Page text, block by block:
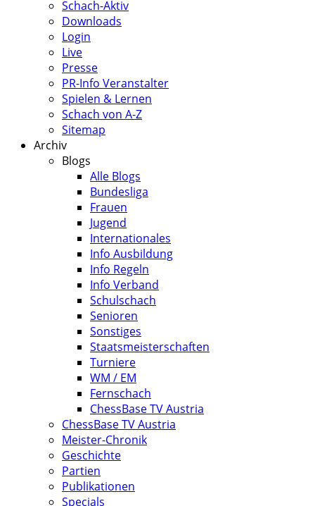
Schach-Aktiv
Downloads
Login
Live
Presse
PR-Info Veranstalter
Spielen & Lernen
Schach von A-Z
Sitemap
Archiv
Blogs
Alle Blogs
Bundesliga
Frauen
Jugend
Internationales
Info Ausbildung
Info Regeln
Info Verband
Schulschach
Senioren
Sonstiges
Staatsmeisterschaften
Turniere
WM / EM
Fernschach
ChessBase TV Austria
ChessBase TV Austria
Meister-Chronik
Geschichte
Partien
Publikationen
Specials